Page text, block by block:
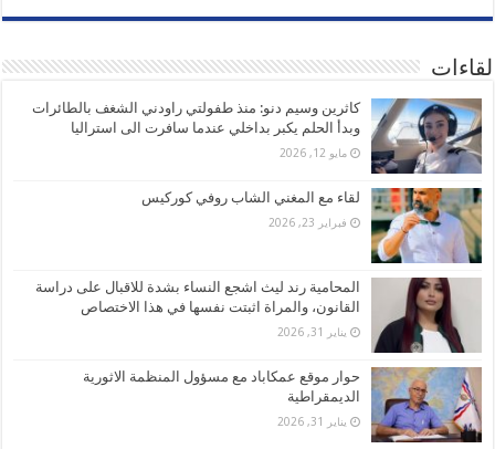
لقاءات
كاثرين وسيم دنو: منذ طفولتي راودني الشغف بالطائرات
وبدأ الحلم يكبر بداخلي عندما سافرت الى استراليا
مايو 12, 2026
لقاء مع المغني الشاب روفي كوركيس
فبراير 23, 2026
المحامية رند ليث اشجع النساء بشدة للاقبال على دراسة
القانون، والمراة اثبتت نفسها في هذا الاختصاص
يناير 31, 2026
حوار موقع عمكاباد مع مسؤول المنظمة الاثورية
الديمقراطية
يناير 31, 2026